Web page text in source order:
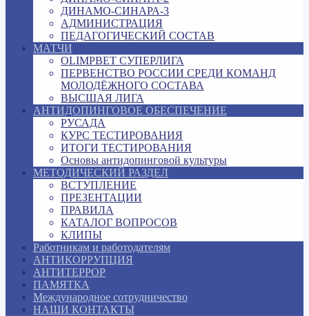
ДИНАМО-СИНАРА-3
АДМИНИСТРАЦИЯ
ПЕДАГОГИЧЕСКИЙ СОСТАВ
МАТЧИ
OLIMPBET СУПЕРЛИГА
ПЕРВЕНСТВО РОССИИ СРЕДИ КОМАНД
МОЛОДЁЖНОГО СОСТАВА
ВЫСШАЯ ЛИГА
АНТИДОПИНГОВОЕ ОБЕСПЕЧЕНИЕ
РУСАДА
КУРС ТЕСТИРОВАНИЯ
ИТОГИ ТЕСТИРОВАНИЯ
Основы антидопинговой культуры
МЕТОДИЧЕСКИЙ РАЗДЕЛ
ВСТУПЛЕНИЕ
ПРЕЗЕНТАЦИИ
ПРАВИЛА
КАТАЛОГ ВОПРОСОВ
КЛИПЫ
Работникам и работодателям
АНТИКОРРУПЦИЯ
АНТИТЕРРОР
ПАМЯТКА
Международное сотрудничество
НАШИ КОНТАКТЫ